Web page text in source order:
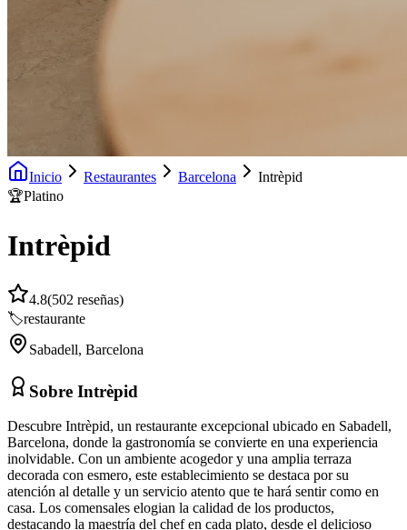
Inicio Restaurantes Barcelona
Intrèpid
🏆Platino
Intrèpid
4.8(502 reseñas)
🏷️restaurante
Sabadell, Barcelona
Sobre Intrèpid
Descubre Intrèpid, un restaurante excepcional ubicado en Sabadell,
Barcelona, donde la gastronomía se convierte en una experiencia
inolvidable. Con un ambiente acogedor y una amplia terraza
decorada con esmero, este establecimiento se destaca por su
atención al detalle y un servicio atento que te hará sentir como en
casa. Los comensales elogian la calidad de los productos,
destacando la maestría del chef en cada plato, desde el delicioso